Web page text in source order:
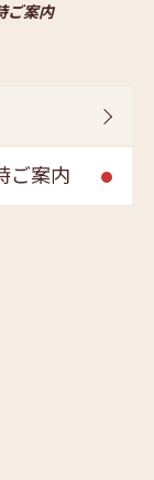
ご案内
ご案内